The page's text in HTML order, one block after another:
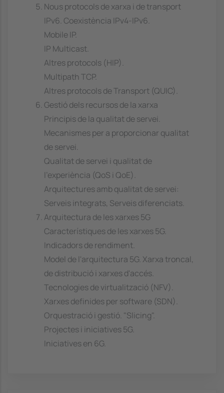
Nous protocols de xarxa i de transport
IPv6. Coexistència IPv4-IPv6.
Mobile IP.
IP Multicast.
Altres protocols (HIP).
Multipath TCP.
Altres protocols de Transport (QUIC).
Gestió dels recursos de la xarxa
Principis de la qualitat de servei.
Mecanismes per a proporcionar qualitat
de servei.
Qualitat de servei i qualitat de
l'experiència (QoS i QoE).
Arquitectures amb qualitat de servei:
Serveis integrats, Serveis diferenciats.
Arquitectura de les xarxes 5G
Característiques de les xarxes 5G.
Indicadors de rendiment.
Model de l'arquitectura 5G. Xarxa troncal,
de distribució i xarxes d'accés.
Tecnologies de virtualització (NFV).
Xarxes definides per software (SDN).
Orquestració i gestió. "Slicing".
Projectes i iniciatives 5G.
Iniciatives en 6G.